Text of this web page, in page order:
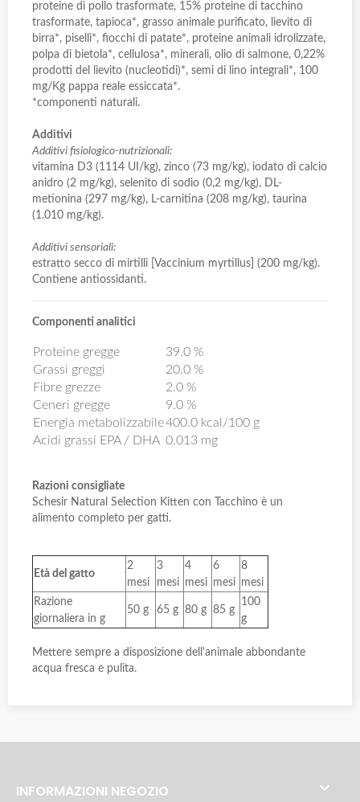
proteine di pollo trasformate, 15% proteine di tacchino
trasformate, tapioca*, grasso animale purificato, lievito di
birra*, piselli*, fiocchi di patate*, proteine animali idrolizzate,
polpa di bietola*, cellulosa*, minerali, olio di salmone, 0,22%
prodotti del lievito (nucleotidi)*, semi di lino integrali*, 100
mg/Kg pappa reale essiccata*.
*componenti naturali.
Additivi
Additivi fisiologico-nutrizionali:
vitamina D3 (1114 UI/kg), zinco (73 mg/kg), iodato di calcio
anidro (2 mg/kg), selenito di sodio (0,2 mg/kg), DL-
metionina (297 mg/kg), L-carnitina (208 mg/kg), taurina
(1.010 mg/kg).
Additivi sensoriali:
estratto secco di mirtilli [Vaccinium myrtillus] (200 mg/kg).
Contiene antiossidanti.
Componenti analitici
Proteine gregge
39.0 %
Grassi greggi
20.0 %
Fibre grezze
2.0 %
Ceneri gregge
9.0 %
Energia metabolizzabile400.0 kcal/100 g
Acidi grassi EPA / DHA 0.013 mg
Razioni consigliate
Schesir Natural Selection Kitten con Tacchino è un
alimento completo per gatti.
Età del gatto
2
mesi
3
mesi
4
mesi
6
mesi
8
mesi
Razione
giornaliera in g
50 g 65 g 80 g 85 g
100
g
Mettere sempre a disposizione dell'animale abbondante
acqua fresca e pulita.
INFORMAZIONI NEGOZIO 